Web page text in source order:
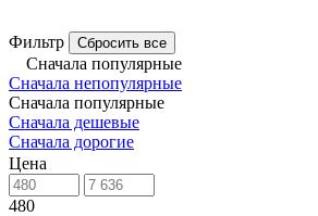
Фильтр Сбросить все
Сначала популярные
Сначала непопулярные
Сначала популярные
Сначала дешевые
Сначала дорогие
Цена
480